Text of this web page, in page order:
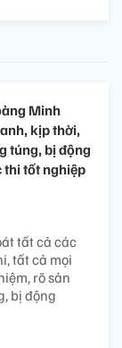
Minh
kịp thời,
túng, bị động
tốt nghiệp
tất cả các
tất cả mọi
rõ sản
bị động